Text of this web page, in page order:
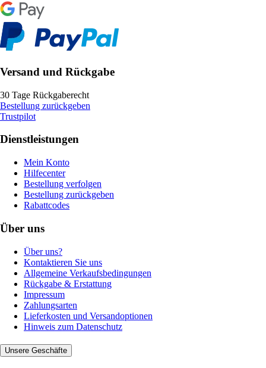
Versand und Rückgabe
30 Tage Rückgaberecht
Bestellung zurückgeben
Trustpilot
Dienstleistungen
Mein Konto
Hilfecenter
Bestellung verfolgen
Bestellung zurückgeben
Rabattcodes
Über uns
Über uns?
Kontaktieren Sie uns
Allgemeine Verkaufsbedingungen
Rückgabe & Erstattung
Impressum
Zahlungsarten
Lieferkosten und Versandoptionen
Hinweis zum Datenschutz
Unsere Geschäfte